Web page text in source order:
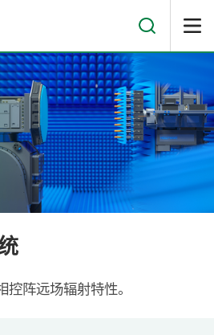
阵远场辐射特性。